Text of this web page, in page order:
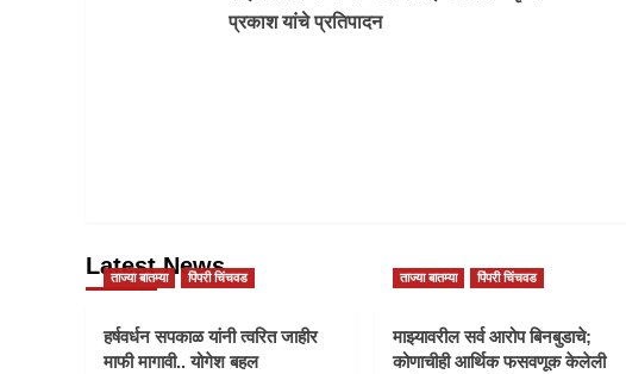
प्रकाश यांचे प्रतिपादन
Latest News
ताज्या बातम्या पिंपरी चिंचवड
हर्षवर्धन सपकाळ यांनी त्वरित जाहीर
माफी मागावी.. योगेश बहल
ताज्या बातम्या पिंपरी चिंचवड
माझ्यावरील सर्व आरोप बिनबुडाचे;
कोणाचीही आर्थिक फसवणूक केलेली